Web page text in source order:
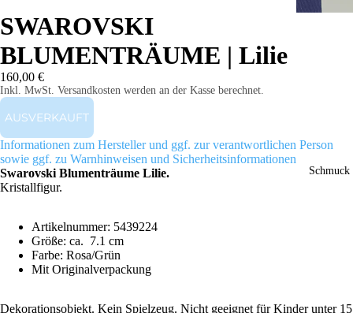
Schmuck
SWAROVSKI
BLUMENTRÄUME | Lilie
160,00 €
Inkl. MwSt. Versandkosten werden an der Kasse berechnet.
AUSVERKAUFT
Informationen zum Hersteller und ggf. zur verantwortlichen Person
sowie ggf. zu Warnhinweisen und Sicherheitsinformationen
Swarovski Blumenträume Lilie.
Kristallfigur.
Artikelnummer: 5439224
Größe: ca. 7.1 cm
Farbe: Rosa/Grün
Mit Originalverpackung
Dekorationsobjekt. Kein Spielzeug. Nicht geeignet für Kinder unter 15